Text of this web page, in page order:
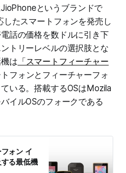
というブランドで
たスマートフォンを発売し
話の価格を数ドルに引き下
トリーレベルの選択肢とな
は 「スマートフィーチャー
フォンとフィーチャーフォ
いる。搭載するOSはMozila
イルOSのフォークである
ォン イ
る最低機